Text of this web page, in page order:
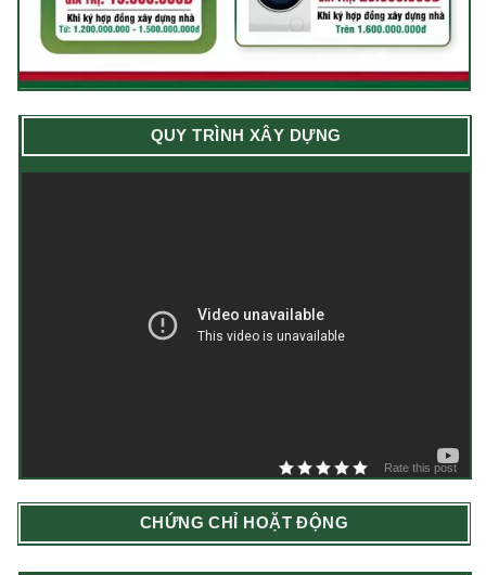
QUY TRÌNH XÂY DỰNG
Rate this post
CHỨNG CHỈ HOẶT ĐỘNG